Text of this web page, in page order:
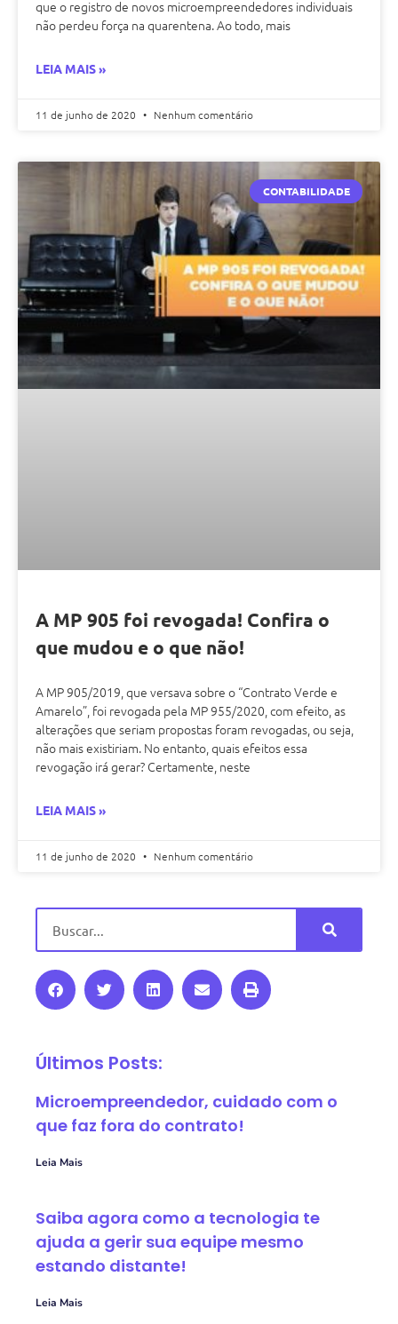
que o registro de novos microempreendedores individuais
não perdeu força na quarentena. Ao todo, mais
LEIA MAIS »
11 de junho de 2020 Nenhum comentário
CONTABILIDADE
A MP 905 foi revogada! Confira o
que mudou e o que não!
A MP 905/2019, que versava sobre o “Contrato Verde e
Amarelo”, foi revogada pela MP 955/2020, com efeito, as
alterações que seriam propostas foram revogadas, ou seja,
não mais existiriam. No entanto, quais efeitos essa
revogação irá gerar? Certamente, neste
LEIA MAIS »
11 de junho de 2020 Nenhum comentário
Últimos Posts:
Microempreendedor, cuidado com o
que faz fora do contrato!
Leia Mais
Saiba agora como a tecnologia te
ajuda a gerir sua equipe mesmo
estando distante!
Leia Mais